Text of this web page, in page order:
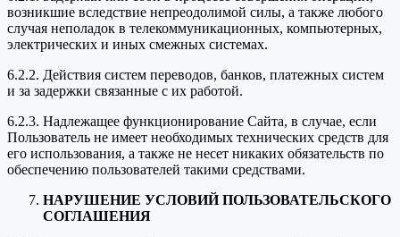
возникшие вследствие непреодолимой силы, а также любого
случая неполадок в телекоммуникационных, компьютерных,
электрических и иных смежных системах.
6.2.2. Действия систем переводов, банков, платежных систем
и за задержки связанные с их работой.
6.2.3. Надлежащее функционирование Сайта, в случае, если
Пользователь не имеет необходимых технических средств для
его использования, а также не несет никаких обязательств по
обеспечению пользователей такими средствами.
НАРУШЕНИЕ УСЛОВИЙ ПОЛЬЗОВАТЕЛЬСКОГО
СОГЛАШЕНИЯ